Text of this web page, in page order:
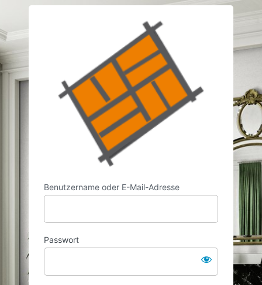
Anmelden
https://
Benutzername oder E-Mail-Adresse
Passwort